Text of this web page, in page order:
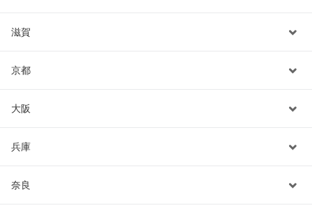
滋賀
京都
大阪
兵庫
奈良